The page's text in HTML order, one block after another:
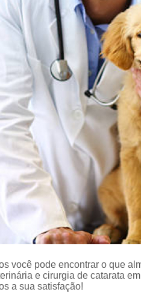
você pode encontrar o que
e cirurgia de catarata
a sua satisfação!